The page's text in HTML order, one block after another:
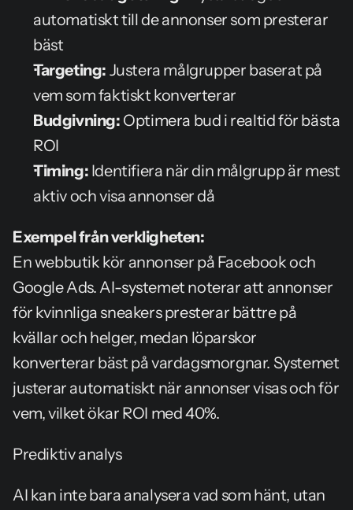
automatiskt till de annonser som presterar
bäst
Targeting: Justera målgrupper baserat på
vem som faktiskt konverterar
Budgivning: Optimera bud i realtid för bästa
ROI
Timing: Identifiera när din målgrupp är mest
aktiv och visa annonser då
Exempel från verkligheten:
En webbutik kör annonser på Facebook och
Google Ads. AI-systemet noterar att annonser
för kvinnliga sneakers presterar bättre på
kvällar och helger, medan löparskor
konverterar bäst på vardagsmorgnar. Systemet
justerar automatiskt när annonser visas och för
vem, vilket ökar ROI med 40%.
Prediktiv analys
AI kan inte bara analysera vad som hänt, utan